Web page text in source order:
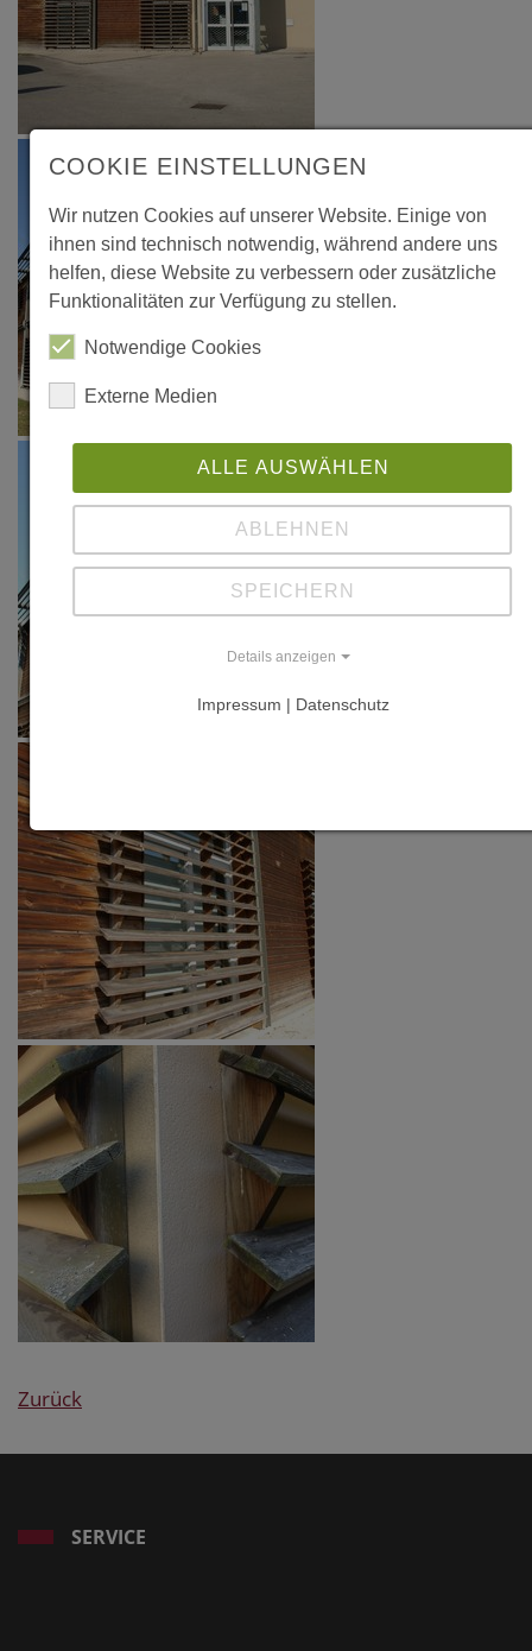
Zurück
SERVICE
COOKIE EINSTELLUNGEN
Wir nutzen Cookies auf unserer Website. Einige von
ihnen sind technisch notwendig, während andere uns
helfen, diese Website zu verbessern oder zusätzliche
Funktionalitäten zur Verfügung zu stellen.
Notwendige Cookies
Externe Medien
ALLE AUSWÄHLEN
ABLEHNEN
SPEICHERN
Details anzeigen
Impressum | Datenschutz